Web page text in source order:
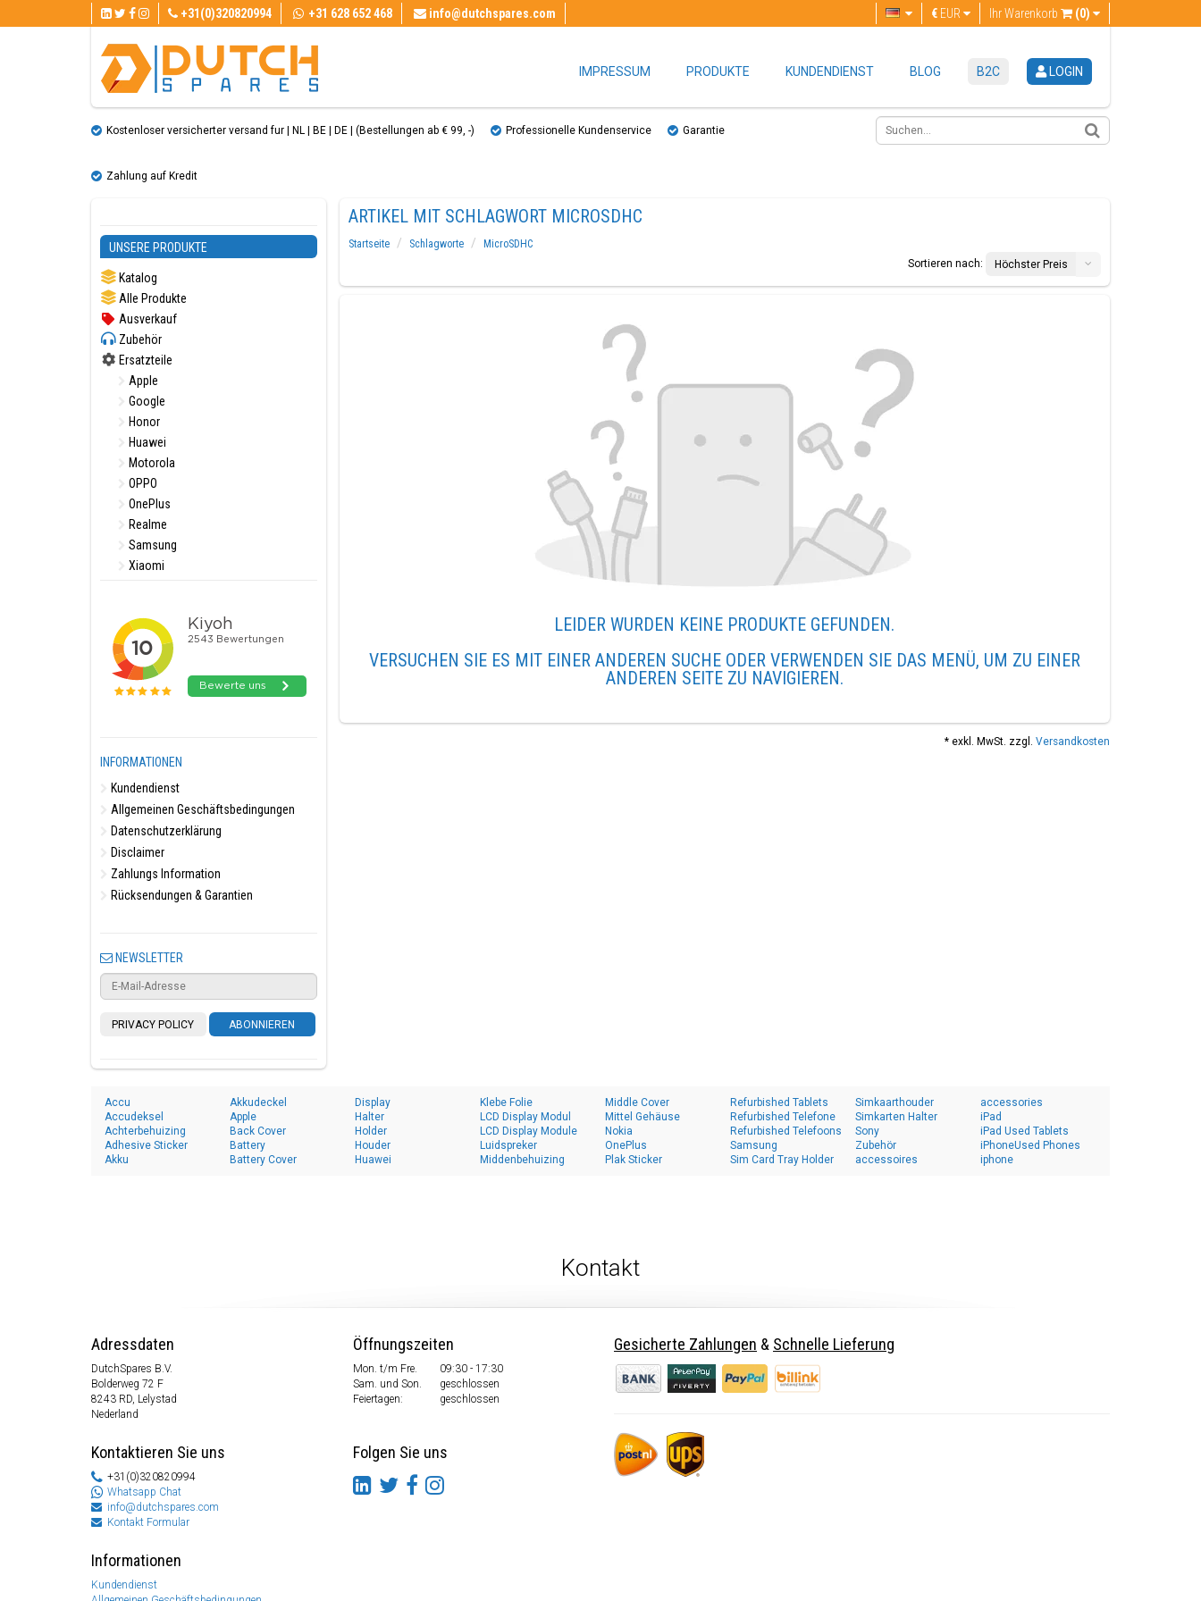
+31(0)320820994 +31 628 652 468 info@dutchspares.com Ihr Warenkorb (0)
€ EUR
IMPRESSUM PRODUKTE KUNDENDIENST BLOG B2C LOGIN
Kostenloser versicherter versand fur | NL | BE | DE | (Bestellungen ab € 99, ​​-) Professionelle Kundenservice Garantie
Zahlung auf Kredit
UNSERE PRODUKTE
Katalog
Alle Produkte
Ausverkauf
Zubehör
Ersatzteile
Apple
Google
Honor
Huawei
Motorola
OPPO
OnePlus
Realme
Samsung
Xiaomi
INFORMATIONEN
Kundendienst
Allgemeinen Geschäftsbedingungen
Datenschutzerklärung
Disclaimer
Zahlungs Information
Rücksendungen & Garantien
NEWSLETTER
PRIVACY POLICY ABONNIEREN
ARTIKEL MIT SCHLAGWORT MICROSDHC
Startseite Schlagworte
MicroSDHC
Sortieren nach:
Höchster Preis
LEIDER WURDEN KEINE PRODUKTE GEFUNDEN.
VERSUCHEN SIE ES MIT EINER ANDEREN SUCHE ODER VERWENDEN SIE DAS MENÜ, UM ZU EINER
ANDEREN SEITE ZU NAVIGIEREN.
* exkl. MwSt. zzgl. Versandkosten
Accu
Accudeksel
Achterbehuizing
Adhesive Sticker
Akku
Akkudeckel
Apple
Back Cover
Battery
Battery Cover
Display
Halter
Holder
Houder
Huawei
Klebe Folie
LCD Display Modul
LCD Display Module
Luidspreker
Middenbehuizing
Middle Cover
Mittel Gehäuse
Nokia
OnePlus
Plak Sticker
Refurbished Tablets
Refurbished Telefone
Refurbished Telefoons
Samsung
Sim Card Tray Holder
Simkaarthouder
Simkarten Halter
Sony
Zubehör
accessoires
accessories
iPad
iPad Used Tablets
iPhoneUsed Phones
iphone
Kontakt
Adressdaten
DutchSpares B.V.
Bolderweg 72 F
8243 RD, Lelystad
Nederland
Kontaktieren Sie uns
+31(0)320820994
Whatsapp Chat
info@dutchspares.com
Kontakt Formular
Informationen
Kundendienst
Öffnungszeiten
Mon. t/m Fre.
09:30 - 17:30
Sam. und Son.
geschlossen
Feiertagen:
geschlossen
Folgen Sie uns
Gesicherte Zahlungen & Schnelle Lieferung